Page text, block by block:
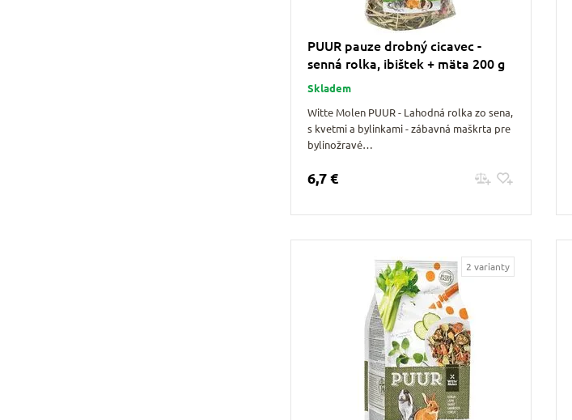
PUUR pauze drobný cicavec -
senná rolka, ibištek + mäta 200 g
Skladem
Witte Molen PUUR - Lahodná rolka zo sena,
s kvetmi a bylinkami - zábavná maškrta pre
bylinožravé…
6,7 €
2 varianty